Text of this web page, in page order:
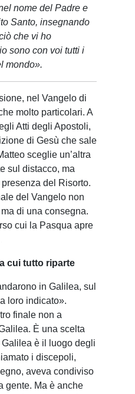
nome del Padre e
Santo, insegnando
che vi ho
sono con voi tutti i
mondo».
nel Vangelo di
molto particolari. A
Atti degli Apostoli,
di Gesù che sale
sceglie un’altra
sul distacco, ma
del Risorto.
del Vangelo non
di una consegna.
cui la Pasqua apre
cui tutto riparte
in Galilea, sul
loro indicato».
finale non a
È una scelta
è il luogo degli
i discepoli,
aveva condiviso
gente. Ma è anche